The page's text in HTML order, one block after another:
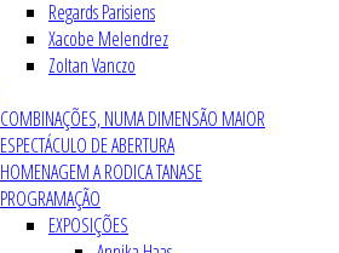
Regards Parisiens
Xacobe Melendrez
Zoltan Vanczo
COMBINAÇÕES, NUMA DIMENSÃO MAIOR
ESPECTÁCULO DE ABERTURA
HOMENAGEM A RODICA TANASE
PROGRAMAÇÃO
EXPOSIÇÕES